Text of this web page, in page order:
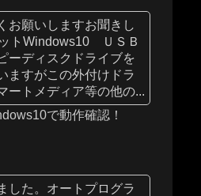
お願いしますお聞きし
トWindows10 ＵＳＢ
ーディスクドライブを
ますがこの外付けドラ
ートメディア等の他の...
で動作確認！
した。オートプログラ